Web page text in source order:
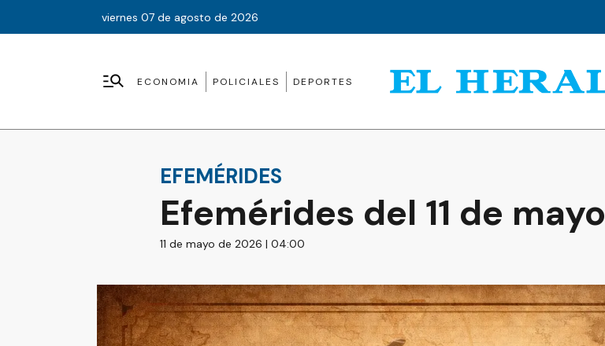
viernes 07 de agosto de 2026
ECONOMIA POLICIALES DEPORTES
EFEMÉRIDES
Efemérides del 11 de mayo
11 de mayo de 2026 | 04:00